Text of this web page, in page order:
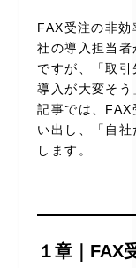
FAX受注の非
社の導入担当者
ですが、「取
導入が大変そ
記事では、FAX
い出し、「自
します。
１章｜FAX